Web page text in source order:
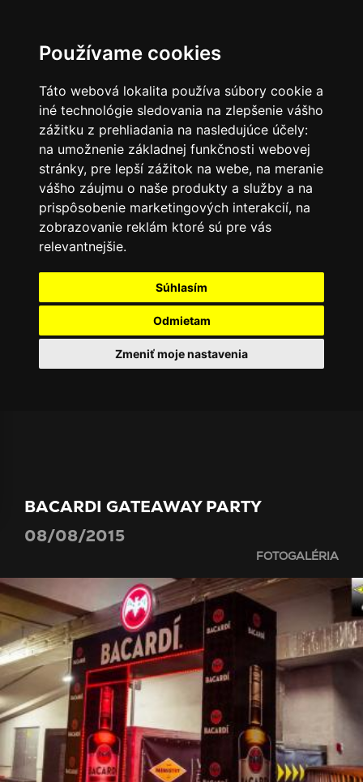
Používame cookies
Táto webová lokalita používa súbory cookie a
iné technológie sledovania na zlepšenie vášho
zážitku z prehliadania na nasledujúce účely:
na umožnenie základnej funkčnosti webovej
stránky, pre lepší zážitok na webe, na meranie
vášho záujmu o naše produkty a služby a na
prispôsobenie marketingových interakcií, na
zobrazovanie reklám ktoré sú pre vás
relevantnejšie.
Súhlasím
Odmietam
Zmeniť moje nastavenia
BACARDI GATEAWAY PARTY
08/08/2015
FOTOGALÉRIA